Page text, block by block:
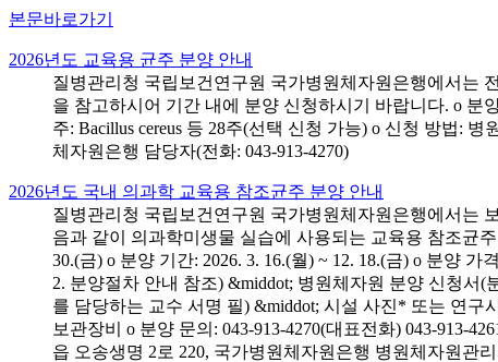
본문바로가기
2026년도 교육용 균주 분양 안내
질병관리청 국립보건연구원 국가병원체자원은행에서는
을 참고하시어 기간 내에 분양 신청하시기 바랍니다. o 분
주: Bacillus cereus 등 28주(선택 신청 가능) o 신청 방법:
체자원은행 담당자(전화: 043-913-4270)
2026년도 국내 의과학 교육용 참조균주 분양 안내
질병관리청 국립보건연구원 국가병원체자원은행에서는
음과 같이 의과학미생물 실습에 사용되는 교육용 참조균
30.(금) o 분양 기간: 2026. 3. 16.(월) ~ 12. 18.(금) o 분양
2. 분양절차 안내 참조) &middot; 병원체자원 분양 신청서
를 담당하는 교수 서명 필) &middot; 시설 사진* 또는 연
보관장비 o 분양 문의: 043-913-4270(대표전화) 043-913-
읍 오송생명 2로 220, 국가병원체자원은행 병원체자원관